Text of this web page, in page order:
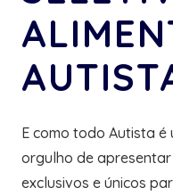
E como todo Autista é
orgulho de
exclusivos e únicos